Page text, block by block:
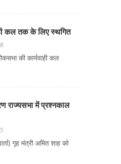
कल तक के लिए स्थगित
की कार्यवाही कल
राज्यसभा में प्रश्नकाल
गृह मंत्री अमित शाह को